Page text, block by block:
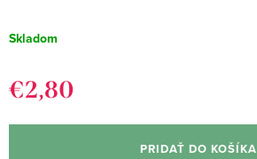
Skladom
€2,80
cena:
PRIDAŤ DO KOŠÍKA